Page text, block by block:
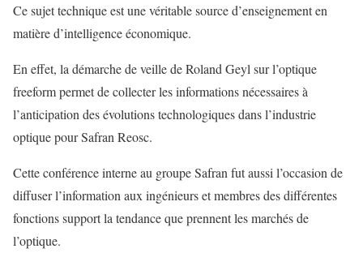
Ce sujet technique est une véritable source d’enseignement en
matière d’intelligence économique.
En effet, la démarche de veille de Roland Geyl sur l’optique
freeform permet de collecter les informations nécessaires à
l’anticipation des évolutions technologiques dans l’industrie
optique pour Safran Reosc.
Cette conférence interne au groupe Safran fut aussi l’occasion de
diffuser l’information aux ingénieurs et membres des différentes
fonctions support la tendance que prennent les marchés de
l’optique.